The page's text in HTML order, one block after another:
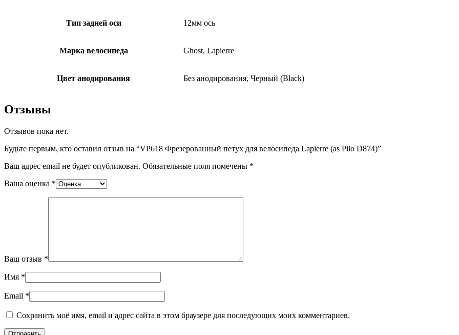
Тип задней оси 12мм ось
Марка велосипеда Ghost, Lapierre
Цвет анодирования Без анодирования, Черный (Black)
Отзывы
Отзывов пока нет.
Будьте первым, кто оставил отзыв на “VP618 Фрезерованный петух для велосипеда Lapierre (as Pilo D874)”
Ваш адрес email не будет опубликован. Обязательные поля помечены *
Ваша оценка *
Ваш отзыв *
Имя *
Email *
Сохранить моё имя, email и адрес сайта в этом браузере для последующих моих комментариев.